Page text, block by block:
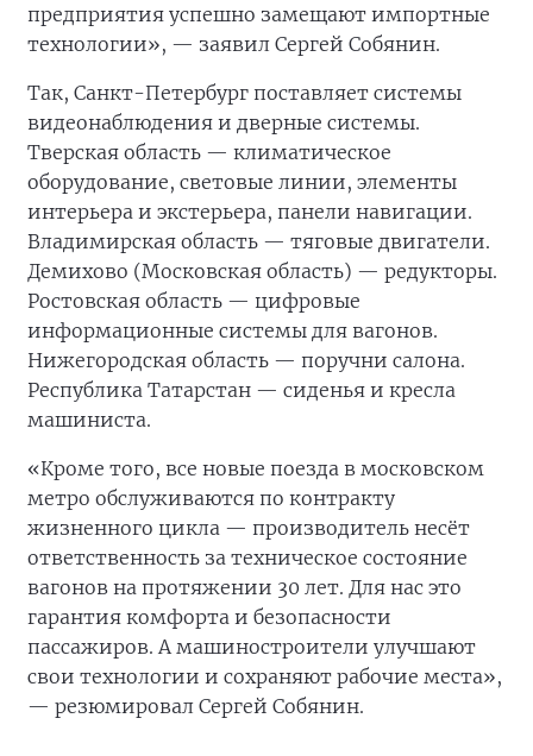
предприятия успешно замещают импортные
технологии», — заявил Сергей Собянин.
Так, Санкт-Петербург поставляет системы
видеонаблюдения и дверные системы.
Тверская область — климатическое
оборудование, световые линии, элементы
интерьера и экстерьера, панели навигации.
Владимирская область — тяговые двигатели.
Демихово (Московская область) — редукторы.
Ростовская область — цифровые
информационные системы для вагонов.
Нижегородская область — поручни салона.
Республика Татарстан — сиденья и кресла
машиниста.
«Кроме того, все новые поезда в московском
метро обслуживаются по контракту
жизненного цикла — производитель несёт
ответственность за техническое состояние
вагонов на протяжении 30 лет. Для нас это
гарантия комфорта и безопасности
пассажиров. А машиностроители улучшают
свои технологии и сохраняют рабочие места»,
— резюмировал Сергей Собянин.